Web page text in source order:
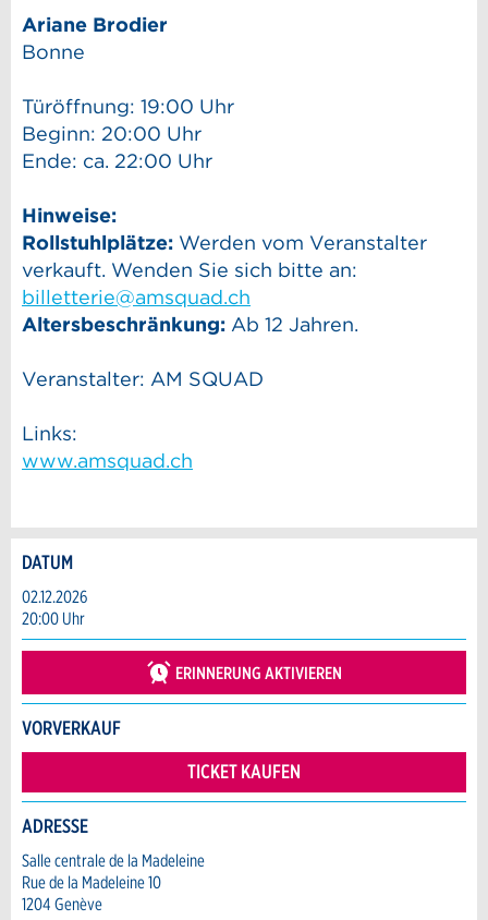
Ariane Brodier
Bonne
Türöffnung: 19:00 Uhr
Beginn: 20:00 Uhr
Ende: ca. 22:00 Uhr
Hinweise:
Rollstuhlplätze: Werden vom Veranstalter
verkauft. Wenden Sie sich bitte an:
billetterie@amsquad.ch
Altersbeschränkung: Ab 12 Jahren.
Veranstalter: AM SQUAD
Links:
www.amsquad.ch
Anzeige beanstanden
Ihr Feedback wird sehr geschätzt!
Allgemeines Feedback
Anzeige nicht mehr gültig
Anzeige unvollständig
Anzeige weiterempfehlen
Empfehlen Sie diese Anzeige an Freunde
Reservation
Veranstaltungsdatum *:
Anzahl der Teilnehmer *:
Vorname / Nachname *:
Firma / Organisation:
DATUM
02.12.2026
20:00 Uhr
ERINNERUNG AKTIVIEREN
VORVERKAUF
TICKET KAUFEN
ADRESSE
Salle centrale de la Madeleine
Rue de la Madeleine 10
1204 Genève